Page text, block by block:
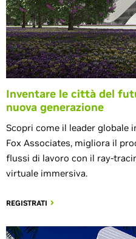
Inventare le città del
nuova generazione
Scopri come il leader globale
Fox Associates, migliora il
flussi di lavoro con il ray-
virtuale immersiva.
REGISTRATI